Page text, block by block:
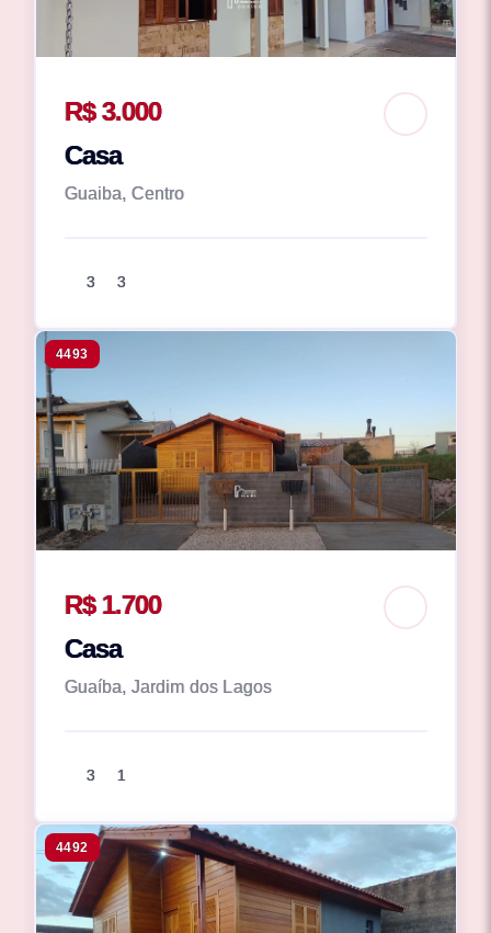
R$ 3.000
Casa
Guaiba, Centro
3 3
4493
R$ 1.700
Casa
Guaíba, Jardim dos Lagos
3 1
4492